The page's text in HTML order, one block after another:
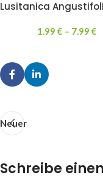
Lusitanica
1.99 € – 7.99 €
Neuer
Schreibe